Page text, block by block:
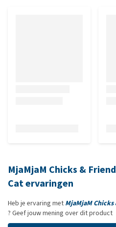
MjaMjaM Chicks &
Cat ervaringen
Heb je ervaring met MjaMjaM
? Geef jouw mening over dit product